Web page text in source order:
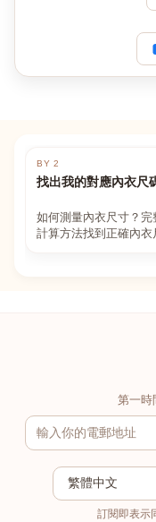
BY 2
找出我的對應內衣尺
如何測量內衣尺寸？
計算方法找到正確內
第一時
訂閱即表示